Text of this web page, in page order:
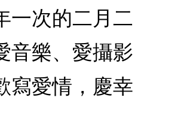
一次的二月二
音樂、愛攝影
寫愛情，慶幸